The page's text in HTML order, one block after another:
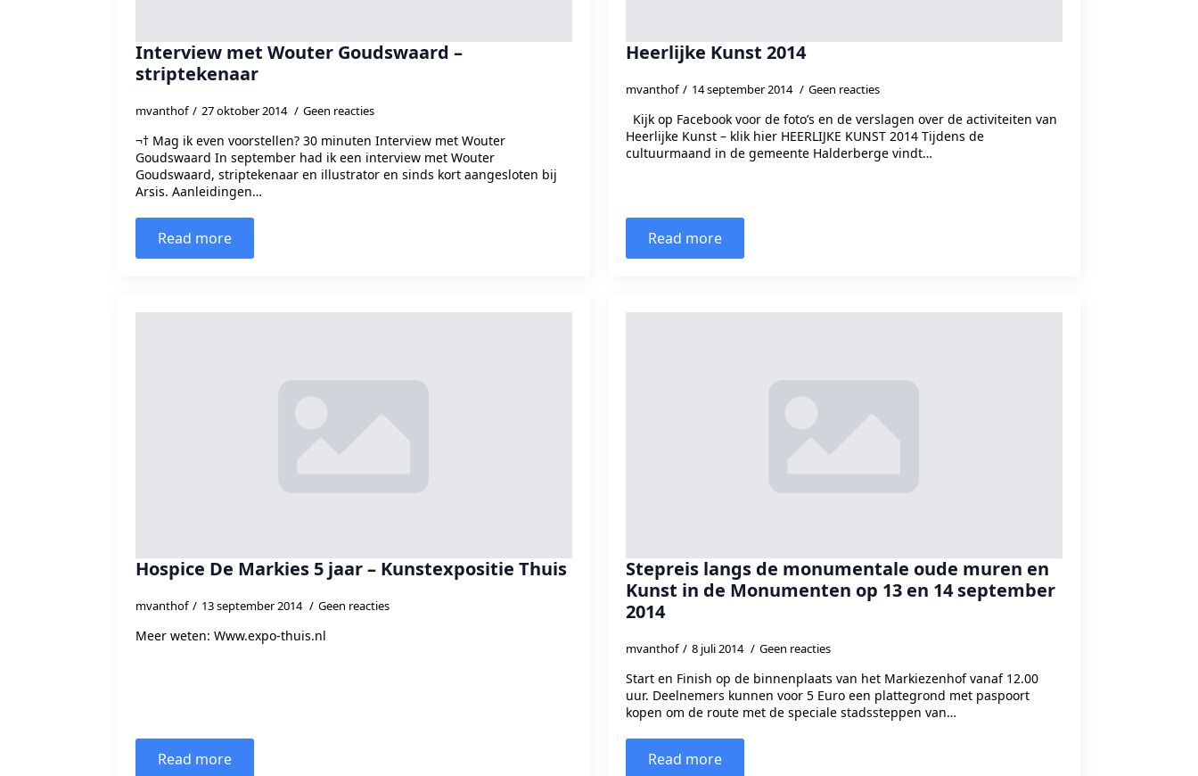
Interview met Wouter Goudswaard –
striptekenaar
mvanthof 27 oktober 2014 Geen reacties
¬† Mag ik even voorstellen? 30 minuten Interview met Wouter
Goudswaard In september had ik een interview met Wouter
Goudswaard, striptekenaar en illustrator en sinds kort aangesloten bij
Arsis. Aanleidingen…
Read more
Heerlijke Kunst 2014
mvanthof 14 september 2014 Geen reacties
Kijk op Facebook voor de foto’s en de verslagen over de activiteiten van
Heerlijke Kunst – klik hier HEERLIJKE KUNST 2014 Tijdens de
cultuurmaand in de gemeente Halderberge vindt…
Read more
Hospice De Markies 5 jaar – Kunstexpositie Thuis
mvanthof 13 september 2014 Geen reacties
Meer weten: Www.expo-thuis.nl
Read more
Stepreis langs de monumentale oude muren en
Kunst in de Monumenten op 13 en 14 september
2014
mvanthof 8 juli 2014 Geen reacties
Start en Finish op de binnenplaats van het Markiezenhof vanaf 12.00
uur. Deelnemers kunnen voor 5 Euro een plattegrond met paspoort
kopen om de route met de speciale stadssteppen van…
Read more